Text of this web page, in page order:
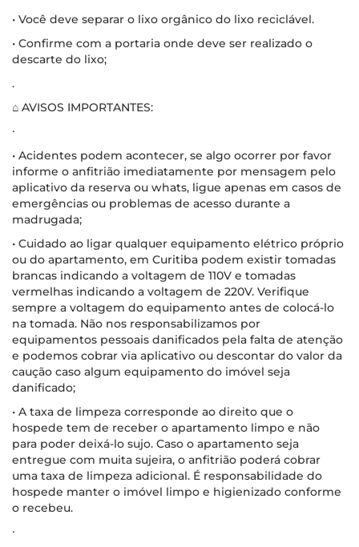
• Você deve separar o lixo orgânico do lixo reciclável.
• Confirme com a portaria onde deve ser realizado o
descarte do lixo;
.
⌂ AVISOS IMPORTANTES:
∙
• Acidentes podem acontecer, se algo ocorrer por favor
informe o anfitrião imediatamente por mensagem pelo
aplicativo da reserva ou whats, ligue apenas em casos de
emergências ou problemas de acesso durante a
madrugada;
• Cuidado ao ligar qualquer equipamento elétrico próprio
ou do apartamento, em Curitiba podem existir tomadas
brancas indicando a voltagem de 110V e tomadas
vermelhas indicando a voltagem de 220V. Verifique
sempre a voltagem do equipamento antes de colocá-lo
na tomada. Não nos responsabilizamos por
equipamentos pessoais danificados pela falta de atenção
e podemos cobrar via aplicativo ou descontar do valor da
caução caso algum equipamento do imóvel seja
danificado;
• A taxa de limpeza corresponde ao direito que o
hospede tem de receber o apartamento limpo e não
para poder deixá-lo sujo. Caso o apartamento seja
entregue com muita sujeira, o anfitrião poderá cobrar
uma taxa de limpeza adicional. É responsabilidade do
hospede manter o imóvel limpo e higienizado conforme
o recebeu.
∙